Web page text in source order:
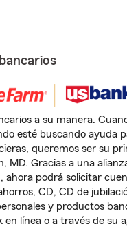
a su manera.
esté buscando ayuda
queremos ser su
MD. Gracias a una
ahora podrá solicitar
CD, CD de
y productos
en línea o a través de su